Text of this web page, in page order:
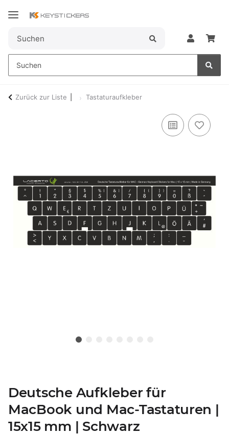
Zurück zur Liste Tastaturaufkleber
Deutsche Aufkleber für
MacBook und Mac-Tastaturen |
15x15 mm | Schwarz